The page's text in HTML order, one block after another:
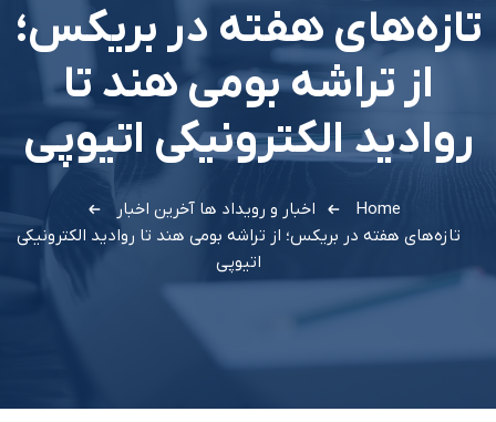
تازه‌های هفته در بریکس؛
از تراشه بومی هند تا
روادید الکترونیکی اتیوپی
Home اخبار و رویداد ها آخرین اخبار
تازه‌های هفته در بریکس؛ از تراشه بومی هند تا روادید الکترونیکی
اتیوپی